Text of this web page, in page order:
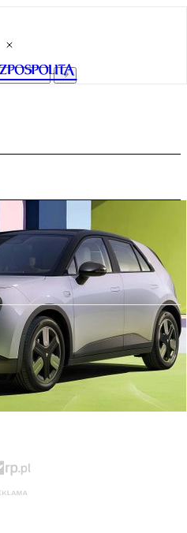
Chin ma podbić
85 tys. zł